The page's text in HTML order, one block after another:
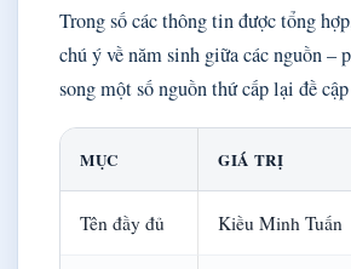
Trong số các thông tin được tổng
chú ý về năm sinh giữa các nguồn –
song một số nguồn thứ cấp lại đề
MỤC GIÁ TRỊ
Tên đầy đủ Kiều Minh Tuấn